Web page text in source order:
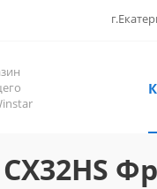
CX32HS